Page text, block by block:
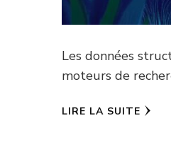
Les données
moteurs de
LIRE LA SUITE